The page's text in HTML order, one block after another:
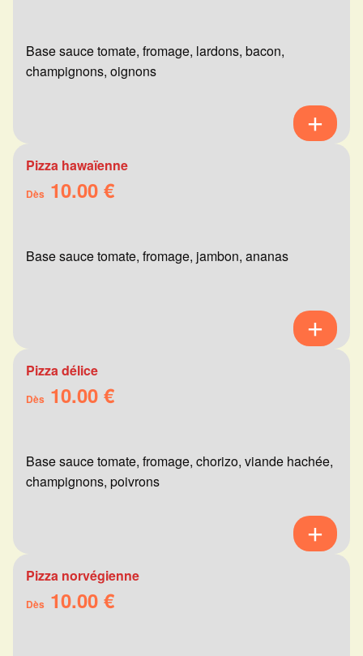
Base sauce tomate, fromage, lardons, bacon,
champignons, oignons
Pizza hawaïenne
Dès 10.00 €
Base sauce tomate, fromage, jambon, ananas
Pizza délice
Dès 10.00 €
Base sauce tomate, fromage, chorizo, viande hachée,
champignons, poivrons
Pizza norvégienne
Dès 10.00 €